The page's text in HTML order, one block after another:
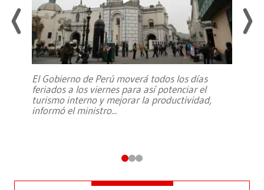
El Gobierno de Perú moverá todos los días
feriados a los viernes para así potenciar el
turismo interno y mejorar la productividad,
informó el ministro...